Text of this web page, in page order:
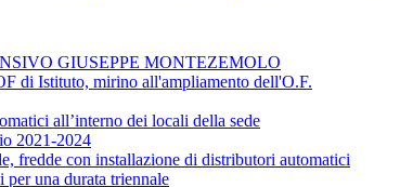
GIUSEPPE MONTEZEMOLO
di Istituto, mirino all'ampliamento dell'O.F.
all’interno dei locali della sede
2021-2024
fredde con installazione di distributori automatici
per una durata triennale